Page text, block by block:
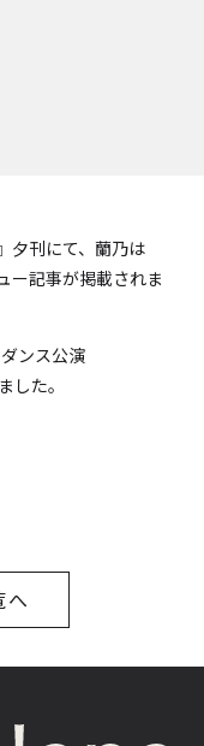
夕刊にて、蘭乃は
ー記事が掲載されま
ンス公演
した。
へ